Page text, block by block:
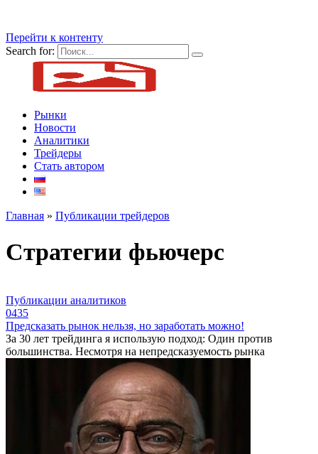
Перейти к контенту
Search for:
Рынки
Новости
Аналитики
Трейдеры
Стать автором
Главная » Публикации трейдеров
Стратегии фьючерс
Публикации аналитиков
0435
Предсказать рынок нельзя, но заработать можно!
За 30 лет трейдинга я использую подход: Один против
большинства. Несмотря на непредсказуемость рынка